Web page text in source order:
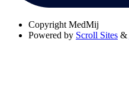
Copyright MedMij
Powered by Scroll Sites &